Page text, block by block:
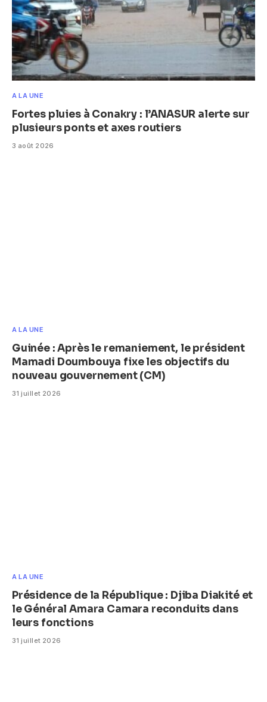
A LA UNE
Fortes pluies à Conakry : l’ANASUR alerte sur
plusieurs ponts et axes routiers
3 août 2026
A LA UNE
Guinée : Après le remaniement, le président
Mamadi Doumbouya fixe les objectifs du
nouveau gouvernement (CM)
31 juillet 2026
A LA UNE
Présidence de la République : Djiba Diakité et
le Général Amara Camara reconduits dans
leurs fonctions
31 juillet 2026